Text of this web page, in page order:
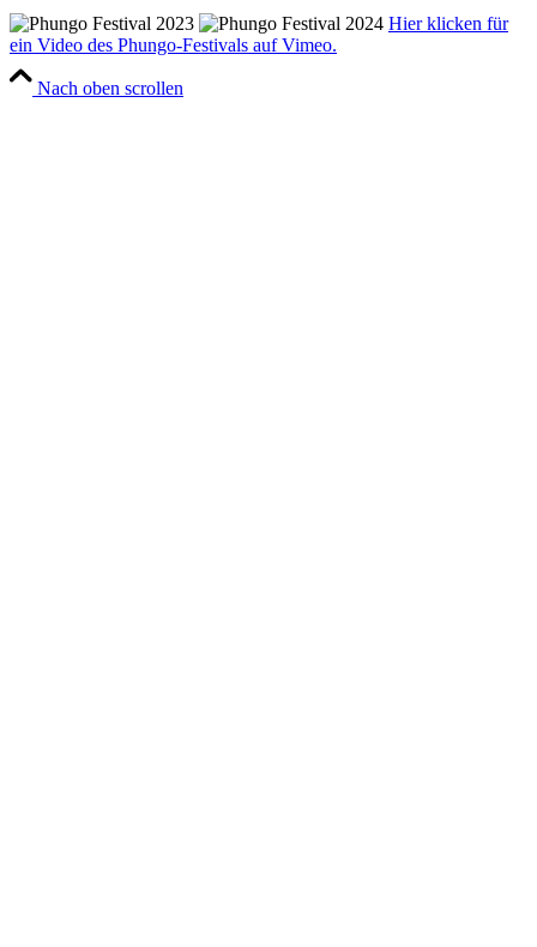
Hier klicken für
ein Video des Phungo-Festivals auf Vimeo.
Nach oben scrollen